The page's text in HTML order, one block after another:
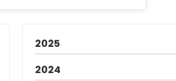
médicas que dificultan un
dental A...
2025
2024